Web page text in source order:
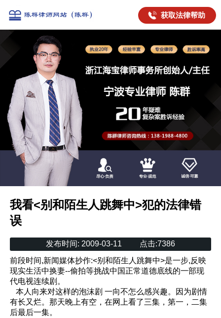
获取法律帮助
我看<别和陌生人跳舞中>犯的法律错
误
发布时间: 2009-03-11 点击:7386
前段时间,新闻媒体抄作:<别和陌生人跳舞中>是一步,反映
现实生活中换妻--偷拍等挑战中国正常道德底线的一部现
代电视连续剧。
本人向来对这样的泡沫剧 一向不怎么感兴趣。因为剧情
有长又烂。那天晚上有空，在网上看了三集，第一，二集
后最后一集。